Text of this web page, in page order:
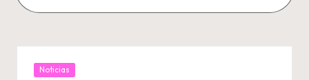
Publicada
Noticias